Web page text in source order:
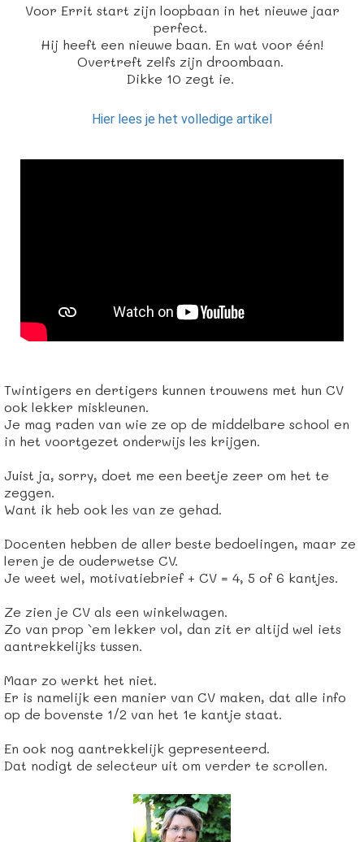
Voor Errit start zijn loopbaan in het nieuwe jaar
perfect.
Hij heeft een nieuwe baan. En wat voor één!
Overtreft zelfs zijn droombaan.
Dikke 10 zegt ie.
Hier lees je het volledige artikel
Twintigers en dertigers kunnen trouwens met hun CV
ook lekker miskleunen.
Je mag raden van wie ze op de middelbare school en
in het voortgezet onderwijs les krijgen.
Juist ja, sorry, doet me een beetje zeer om het te
zeggen.
Want ik heb ook les van ze gehad.
Docenten hebben de aller beste bedoelingen, maar ze
leren je de ouderwetse CV.
Je weet wel, motivatiebrief + CV = 4, 5 of 6 kantjes.
Ze zien je CV als een winkelwagen.
Zo van prop `em lekker vol, dan zit er altijd wel iets
aantrekkelijks tussen.
Maar zo werkt het niet.
Er is namelijk een manier van CV maken, dat alle info
op de bovenste 1/2 van het 1e kantje staat.
En ook nog aantrekkelijk gepresenteerd.
Dat nodigt de selecteur uit om verder te scrollen.